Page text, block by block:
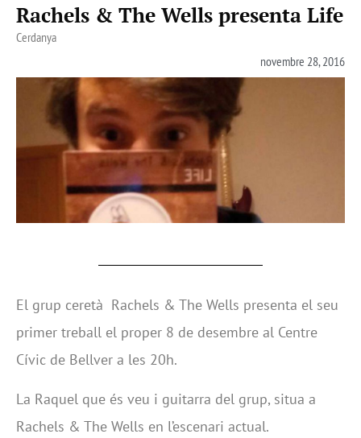
Rachels & The Wells presenta Life
Cerdanya
novembre 28, 2016
El grup ceretà Rachels & The Wells presenta el seu
primer treball el proper 8 de desembre al Centre
Cívic de Bellver a les 20h.
La Raquel que és veu i guitarra del grup, situa a
Rachels & The Wells en l’escenari actual.